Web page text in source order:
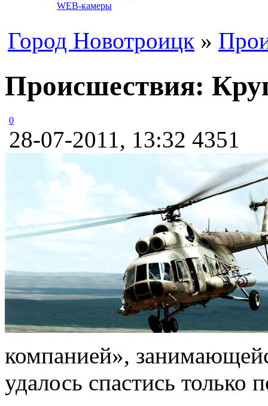
WEB-камеры
Город Новотроицк »
Происшествия:
0
28-07-2011, 13:32 4351
компанией»,
удалось спастись